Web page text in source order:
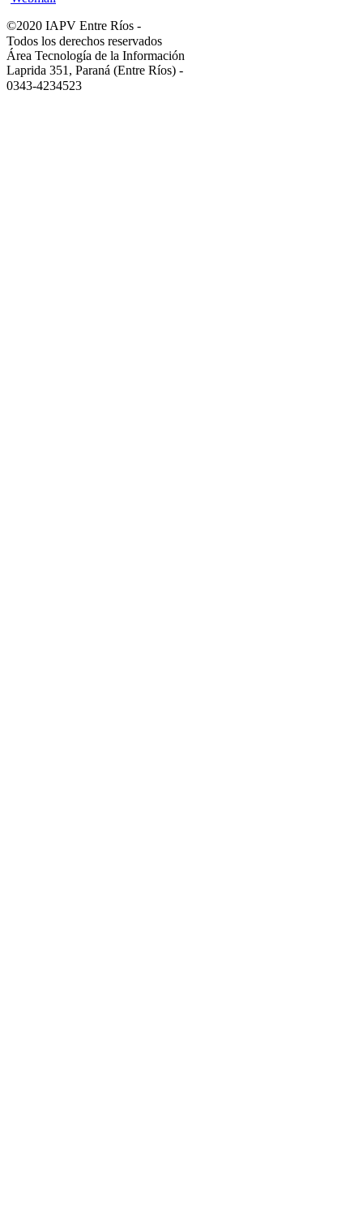
©2020 IAPV Entre Ríos -
Todos los derechos reservados
Área Tecnología de la Información
Laprida 351, Paraná (Entre Ríos) -
0343-4234523